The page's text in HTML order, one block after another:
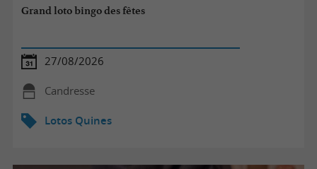
Grand loto bingo des fêtes
27/08/2026
Candresse
Lotos Quines